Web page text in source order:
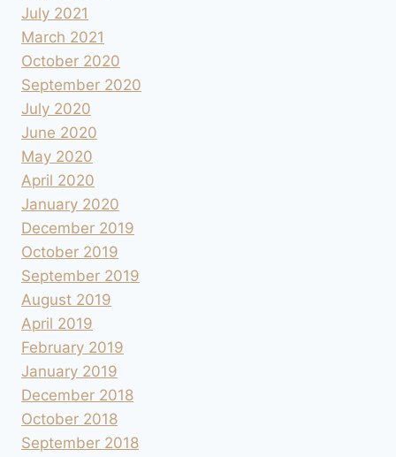
July 2021
March 2021
October 2020
September 2020
July 2020
June 2020
May 2020
April 2020
January 2020
December 2019
October 2019
September 2019
August 2019
April 2019
February 2019
January 2019
December 2018
October 2018
September 2018